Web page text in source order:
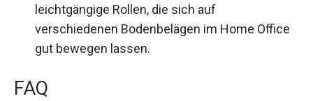
leichtgängige Rollen, die sich auf
verschiedenen Bodenbelägen im Home Office
gut bewegen lassen.
FAQ